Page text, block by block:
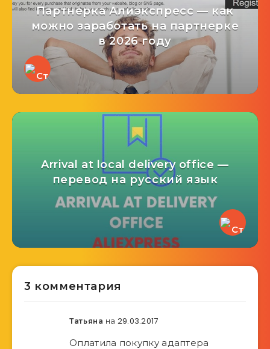
Партнерка Алиэкспресс — как
можно заработать на партнерке
в 2026 году
Arrival at local delivery office —
перевод на русский язык
3 комментария
Татьяна на 29.03.2017
Оплатила покупку адаптера